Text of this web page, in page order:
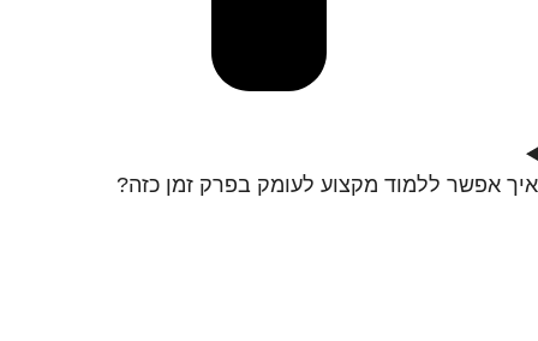
איך אפשר ללמוד מקצוע לעומק בפרק זמן כזה?